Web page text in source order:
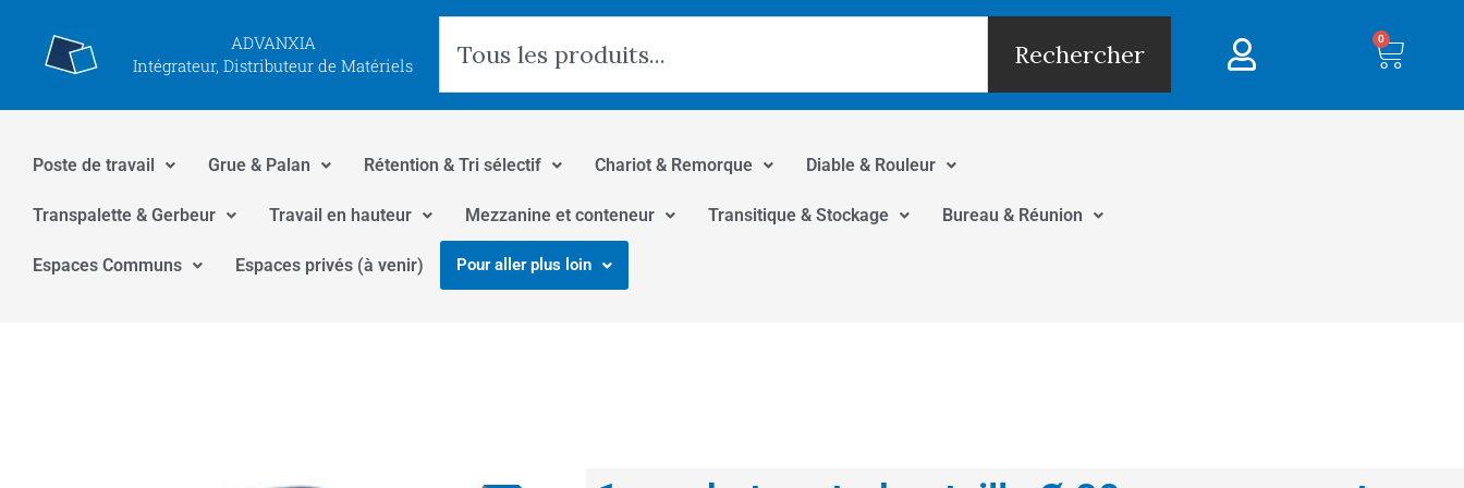
contenu
ADVANXIA
Intégrateur, Distributeur de Matériels
Rechercher
0
Poste de travail Grue & Palan Rétention & Tri sélectif Chariot & Remorque Diable & Rouleur
Transpalette & Gerbeur Travail en hauteur Mezzanine et conteneur Transitique & Stockage Bureau & Réunion
Espaces Communs Espaces privés (à venir) Pour aller plus loin